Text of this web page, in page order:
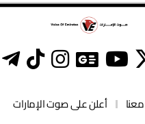
أعلن على صوت الإمارات